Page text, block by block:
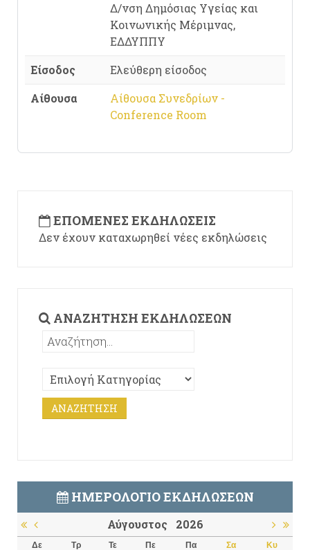
Δ/νση Δημόσιας Υγείας και
Κοινωνικής Μέριμνας,
ΕΔΔΥΠΠΥ
Είσοδος
Ελεύθερη είσοδος
Αίθουσα
Αίθουσα Συνεδρίων -
Conference Room
ΕΠΌΜΕΝΕΣ ΕΚΔΗΛΏΣΕΙΣ
Δεν έχουν καταχωρηθεί νέες εκδηλώσεις
ΑΝΑΖΉΤΗΣΗ ΕΚΔΗΛΏΣΕΩΝ
ΗΜΕΡΟΛΌΓΙΟ ΕΚΔΗΛΏΣΕΩΝ
Αύγουστος 2026
Δε Τρ Τε Πε Πα Σα Κυ